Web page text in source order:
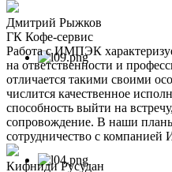
Дмитрий Рыжков
ГК Кофе-сервис
Работа с ИМПЭК
на ответственности и
отличается такими своими
числится качественное
способность выйти на
сопровождение. В наши
сотрудничество с
Кифниди Русудан